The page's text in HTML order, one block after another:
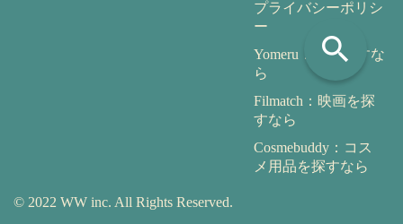
search
プライバシーポリシ
ー
Yomeru：本を探すな
ら
Filmatch：映画を探
すなら
Cosmebuddy：コス
メ用品を探すなら
© 2022 WW inc. All Rights Reserved.